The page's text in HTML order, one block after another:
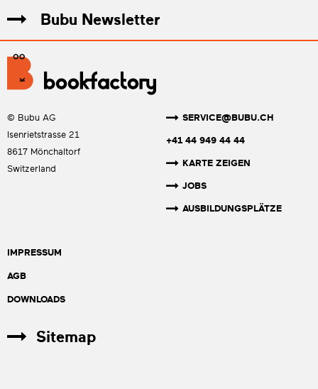
Bubu Newsletter
© Bubu AG
Isenrietstrasse 21
8617 Mönchaltorf
Switzerland
SERVICE@BUBU.CH
+41 44 949 44 44
KARTE ZEIGEN
JOBS
AUSBILDUNGSPLÄTZE
IMPRESSUM
AGB
DOWNLOADS
Sitemap